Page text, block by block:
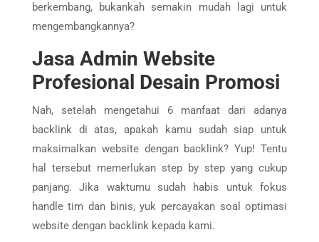
berkembang, bukankah semakin mudah lagi untuk
mengembangkannya?
Jasa Admin Website
Profesional Desain Promosi
Nah, setelah mengetahui 6 manfaat dari adanya
backlink di atas, apakah kamu sudah siap untuk
maksimalkan website dengan backlink? Yup! Tentu
hal tersebut memerlukan step by step yang cukup
panjang. Jika waktumu sudah habis untuk fokus
handle tim dan binis, yuk percayakan soal optimasi
website dengan backlink kepada kami.